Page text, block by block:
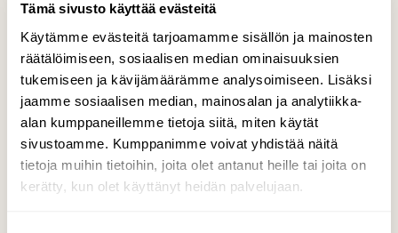
Tämä sivusto käyttää evästeitä
Käytämme evästeitä tarjoamamme sisällön ja mainosten
räätälöimiseen, sosiaalisen median ominaisuuksien
tukemiseen ja kävijämäärämme analysoimiseen. Lisäksi
jaamme sosiaalisen median, mainosalan ja analytiikka-
alan kumppaneillemme tietoja siitä, miten käytät
sivustoamme. Kumppanimme voivat yhdistää näitä
tietoja muihin tietoihin, joita olet antanut heille tai joita on
kerätty, kun olet käyttänyt heidän palvelujaan.
Tiiran saalis
Lapintiira laskeutui tolpalle kala suussaan.
Odottiko puolisoa, jolle antaisi lahjan?
Tiirojen soitimeen kuuluu kalalento, jossa
koiras saalistaa kaloja jossain odottavalle
naaraalle. Näin koiraan saalistustaidot
tulevat mitatuiksi ja naaras saa samalla
munien tuottamisessa tarpeellista ravintoa.